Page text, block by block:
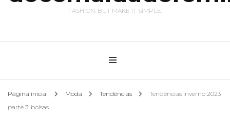
FASHION. BUT MAKE IT SIMPLE.
Página inicial Moda Tendências
Tendências inverno 2023
parte 3: bolsas